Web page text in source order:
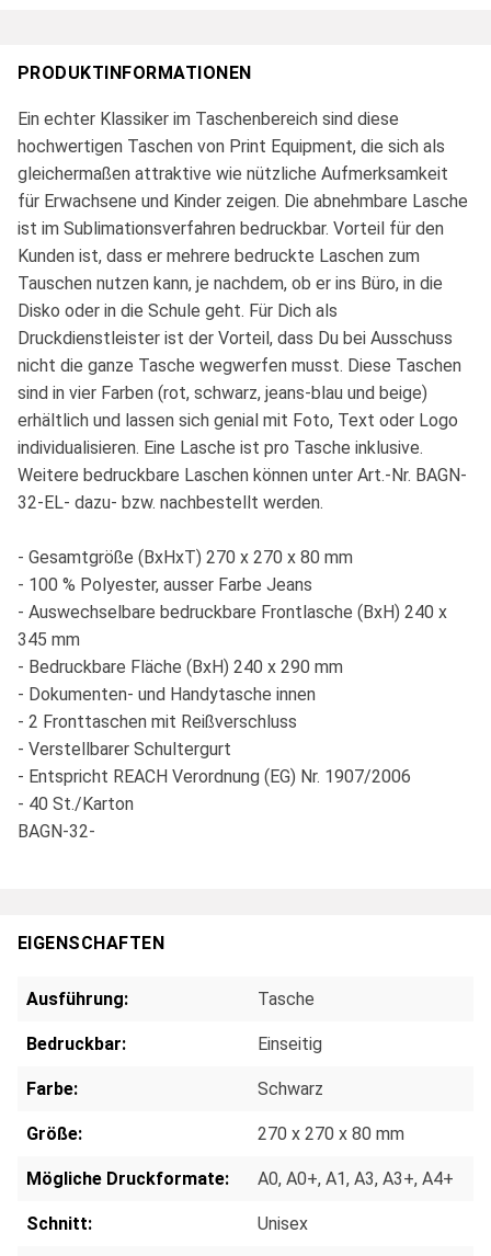
PRODUKTINFORMATIONEN
Ein echter Klassiker im Taschenbereich sind diese
hochwertigen Taschen von Print Equipment, die sich als
gleichermaßen attraktive wie nützliche Aufmerksamkeit
für Erwachsene und Kinder zeigen. Die abnehmbare Lasche
ist im Sublimationsverfahren bedruckbar. Vorteil für den
Kunden ist, dass er mehrere bedruckte Laschen zum
Tauschen nutzen kann, je nachdem, ob er ins Büro, in die
Disko oder in die Schule geht. Für Dich als
Druckdienstleister ist der Vorteil, dass Du bei Ausschuss
nicht die ganze Tasche wegwerfen musst. Diese Taschen
sind in vier Farben (rot, schwarz, jeans-blau und beige)
erhältlich und lassen sich genial mit Foto, Text oder Logo
individualisieren. Eine Lasche ist pro Tasche inklusive.
Weitere bedruckbare Laschen können unter Art.-Nr. BAGN-
32-EL- dazu- bzw. nachbestellt werden.
- Gesamtgröße (BxHxT) 270 x 270 x 80 mm
- 100 % Polyester, ausser Farbe Jeans
- Auswechselbare bedruckbare Frontlasche (BxH) 240 x
345 mm
- Bedruckbare Fläche (BxH) 240 x 290 mm
- Dokumenten- und Handytasche innen
- 2 Fronttaschen mit Reißverschluss
- Verstellbarer Schultergurt
- Entspricht REACH Verordnung (EG) Nr. 1907/2006
- 40 St./Karton
BAGN-32-
EIGENSCHAFTEN
Ausführung: Tasche
Bedruckbar: Einseitig
Farbe: Schwarz
Größe: 270 x 270 x 80 mm
Mögliche Druckformate: A0, A0+, A1, A3, A3+, A4+
Schnitt: Unisex